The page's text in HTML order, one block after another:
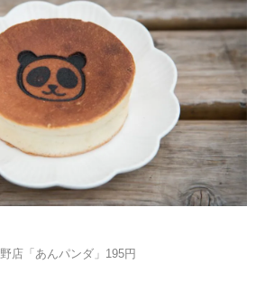
店「あんパンダ」195円